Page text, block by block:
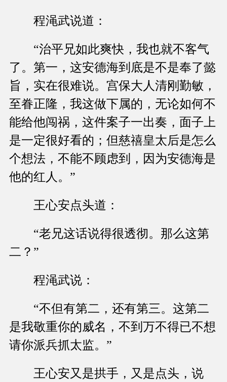
程渑武说道：
“治平兄如此爽快，我也就不客气
了。第一，这安德海到底是不是奉了懿
旨，实在很难说。宫保大人清刚勤敏，
至眷正隆，我这做下属的，无论如何不
能给他闯祸，这件案子一出奏，面子上
是一定很好看的；但慈禧皇太后是怎么
个想法，不能不顾虑到，因为安德海是
他的红人。”
王心安点头道：
“老兄这话说得很透彻。那么这第
二？”
程渑武说：
“不但有第二，还有第三。这第二
是我敬重你的威名，不到万不得已不想
请你派兵抓太监。”
王心安又是拱手，又是点头，说